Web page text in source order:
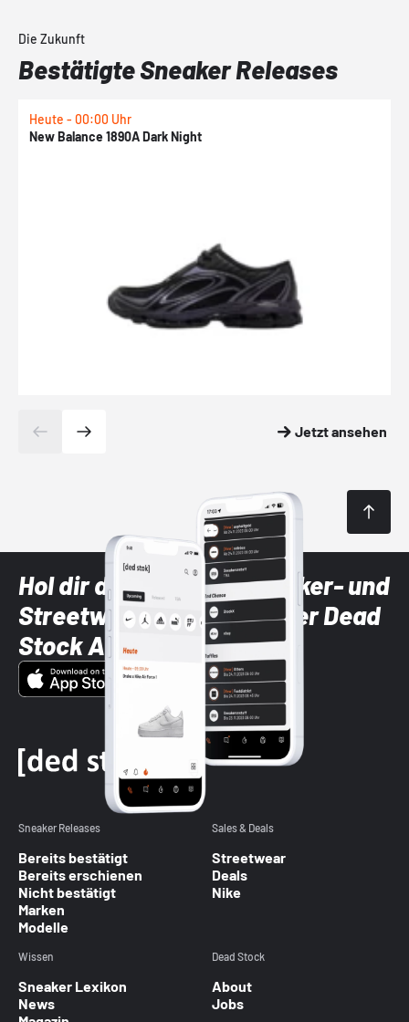
Die Zukunft
Bestätigte Sneaker Releases
Heute - 00:00 Uhr
New Balance 1890A Dark Night
Jetzt ansehen
Hol dir die neuesten Sneaker- und
Streetwear-Brands mit der Dead
Stock App
Sneaker Releases
Bereits bestätigt
Bereits erschienen
Nicht bestätigt
Marken
Modelle
Sales & Deals
Streetwear
Deals
Nike
Wissen
Sneaker Lexikon
News
Dead Stock
About
Jobs